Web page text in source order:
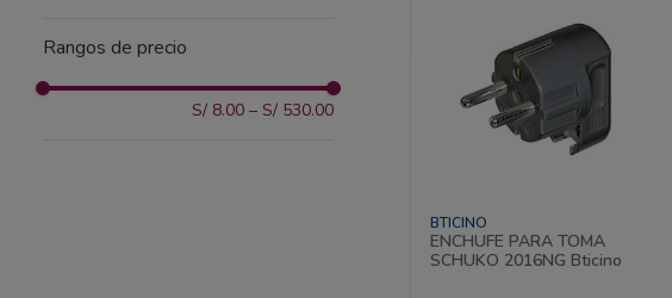
Rangos de precio
S/ 8.00 – S/ 530.00
BTICINO
ENCHUFE PARA TOMA
SCHUKO 2016NG Bticino